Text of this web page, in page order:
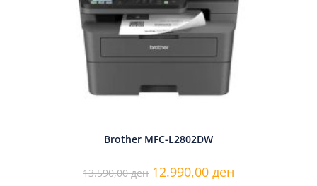
Brother MFC-L2802DW
13.590,00ден 12.990,00 ден